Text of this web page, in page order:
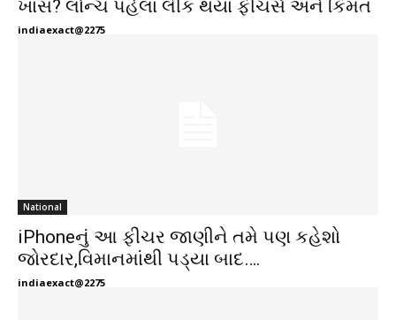
ખાસ? લોન્ચ પહેલા લીક થયા ફીચર્સ અને કિંમત
indiaexact@2275
National
iPhoneનું આ ફીચર જાણીને તમે પણ કહેશો
જોરદાર,વિમાનમાંથી પડ્યા બાદ….
indiaexact@2275